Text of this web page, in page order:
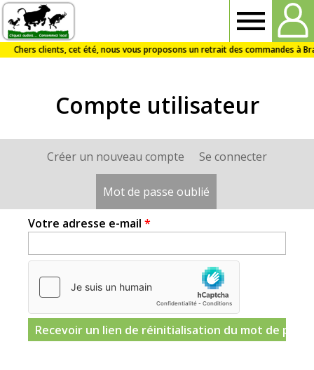
Audois
Compte utilisateur
OngletsCréer un nouveau compte Se connecter
Mot de passe oublié
Votre adresse e-mail *